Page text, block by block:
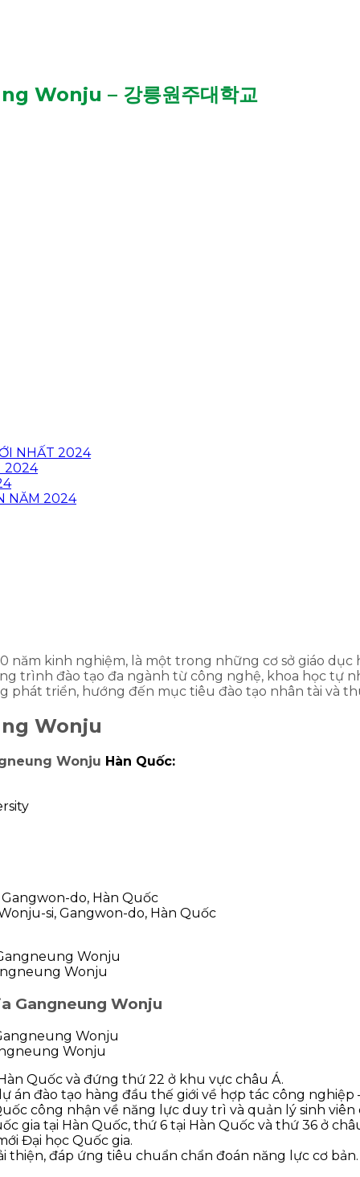
NHẤT 2024
2024
NĂM 2024
Wonju – 강릉원주대학교
năm kinh nghiệm, là một trong những cơ sở giáo
trình đào tạo đa ngành từ công nghệ, khoa học tự
phát triển, hướng đến mục tiêu đào tạo nhân tài và
Wonju
Wonju Hàn Quốc:
do, Hàn Quốc
si, Gangwon-do, Hàn Quốc
Wonju
Gangneung Wonju
Wonju
Quốc và đứng thứ 22 ở khu vực châu Á.
án đào tạo hàng đầu thế giới về hợp tác công nghiệp
công nhận về năng lực duy trì và quản lý sinh viên
gia tại Hàn Quốc, thứ 6 tại Hàn Quốc và thứ 36 ở
Đại học Quốc gia.
thiện, đáp ứng tiêu chuẩn chẩn đoán năng lực cơ bản.